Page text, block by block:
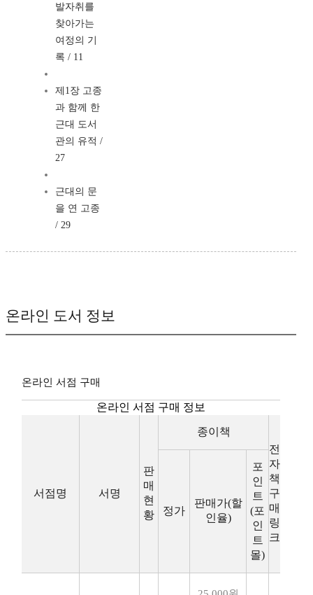
발자취를
찾아가는
여정의 기
록 / 11
제1장 고종
과 함께 한
근대 도서
관의 유적 /
27
근대의 문
을 연 고종
/ 29
온라인 도서 정보
온라인 서점 구매
온라인 서점 구매 정보
서점명 서명
판
매
현
황
종이책
전
자
책
구
매
링
크
정가
판매가(할
인율)
포
인
트
(포
인
트
몰)